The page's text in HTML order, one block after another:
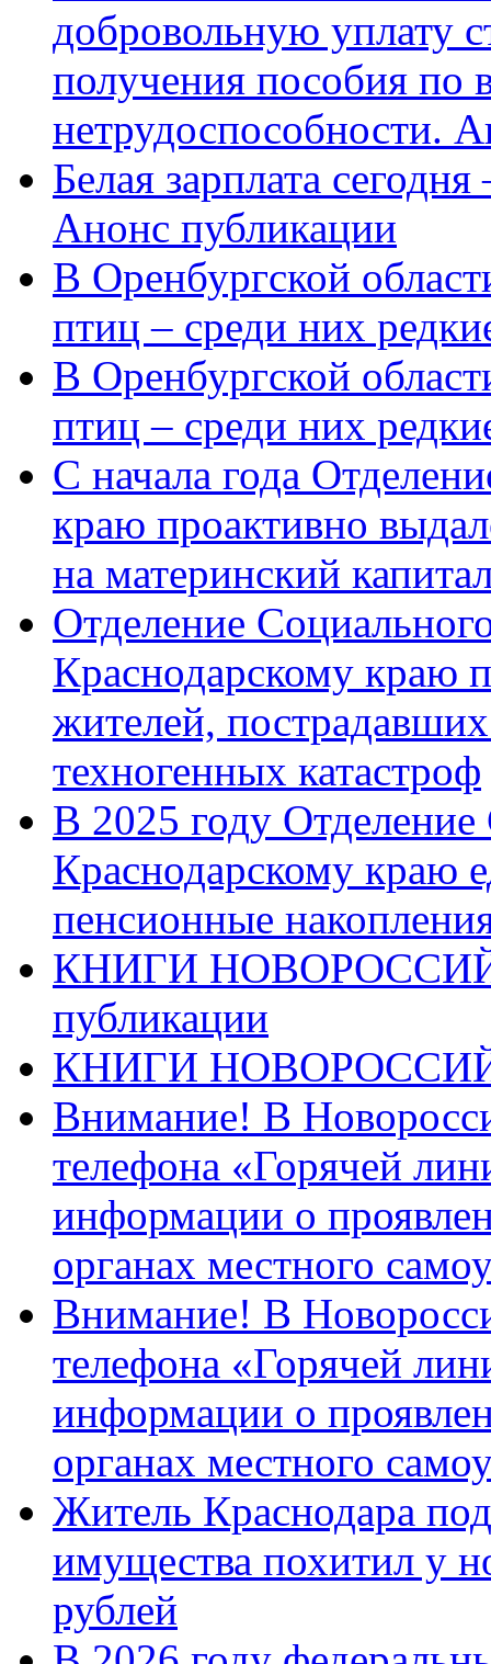
добровольную уплату
получения пособия по
нетрудоспособности.
Белая зарплата
Анонс публикации
В Оренбургской
птиц – среди них
В Оренбургской
птиц – среди них
С начала года
краю проактивно
на материнский
Отделение
Краснодарскому краю
жителей,
техногенных катастроф
В 2025 году
Краснодарскому краю
пенсионные
КНИГИ
публикации
КНИГИ
Внимание! В
телефона «Горячей
информации о
органах местного
Внимание! В
телефона «Горячей
информации о
органах местного
Житель Краснодара
имущества похитил у
рублей